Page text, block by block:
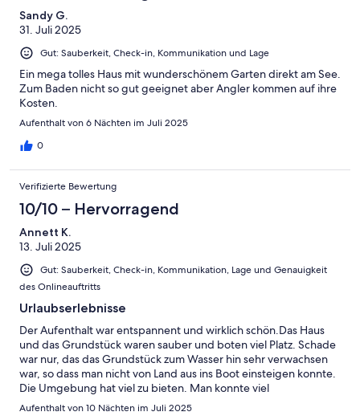
Sandy G.
31. Juli 2025
Gut: Sauberkeit, Check-in, Kommunikation und Lage
Ein mega tolles Haus mit wunderschönem Garten direkt am See.
Zum Baden nicht so gut geeignet aber Angler kommen auf ihre
Kosten.
Aufenthalt von 6 Nächten im Juli 2025
0
Verifizierte Bewertung
10/10 – Hervorragend
Annett K.
13. Juli 2025
Gut: Sauberkeit, Check-in, Kommunikation, Lage und Genauigkeit
des Onlineauftritts
Urlaubserlebnisse
Der Aufenthalt war entspannent und wirklich schön.Das Haus
und das Grundstück waren sauber und boten viel Platz. Schade
war nur, das das Grundstück zum Wasser hin sehr verwachsen
war, so dass man nicht von Land aus ins Boot einsteigen konnte.
Die Umgebung hat viel zu bieten. Man konnte viel
unternehmen, sowohl zu Fuß als auch mit dem Fahrrad. Für
Aufenthalt von 10 Nächten im Juli 2025